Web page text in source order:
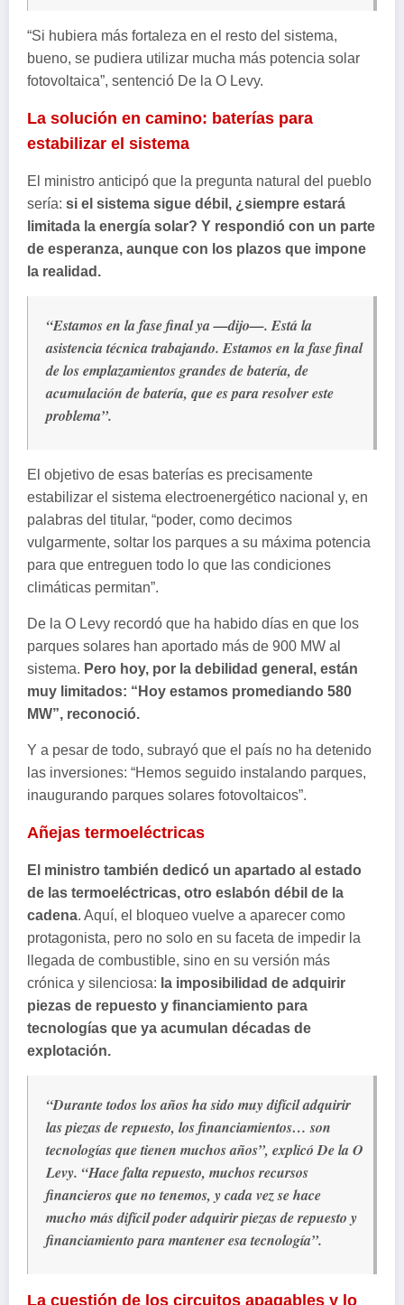
“Si hubiera más fortaleza en el resto del sistema,
bueno, se pudiera utilizar mucha más potencia solar
fotovoltaica”, sentenció De la O Levy.
La solución en camino: baterías para
estabilizar el sistema
El ministro anticipó que la pregunta natural del pueblo
sería: si el sistema sigue débil, ¿siempre estará
limitada la energía solar? Y respondió con un parte
de esperanza, aunque con los plazos que impone
la realidad.
“Estamos en la fase final ya —dijo—. Está la
asistencia técnica trabajando. Estamos en la fase final
de los emplazamientos grandes de batería, de
acumulación de batería, que es para resolver este
problema”.
El objetivo de esas baterías es precisamente
estabilizar el sistema electroenergético nacional y, en
palabras del titular, “poder, como decimos
vulgarmente, soltar los parques a su máxima potencia
para que entreguen todo lo que las condiciones
climáticas permitan”.
De la O Levy recordó que ha habido días en que los
parques solares han aportado más de 900 MW al
sistema. Pero hoy, por la debilidad general, están
muy limitados: “Hoy estamos promediando 580
MW”, reconoció.
Y a pesar de todo, subrayó que el país no ha detenido
las inversiones: “Hemos seguido instalando parques,
inaugurando parques solares fotovoltaicos”.
Añejas termoeléctricas
El ministro también dedicó un apartado al estado
de las termoeléctricas, otro eslabón débil de la
cadena. Aquí, el bloqueo vuelve a aparecer como
protagonista, pero no solo en su faceta de impedir la
llegada de combustible, sino en su versión más
crónica y silenciosa: la imposibilidad de adquirir
piezas de repuesto y financiamiento para
tecnologías que ya acumulan décadas de
explotación.
“Durante todos los años ha sido muy difícil adquirir
las piezas de repuesto, los financiamientos… son
tecnologías que tienen muchos años”, explicó De la O
Levy. “Hace falta repuesto, muchos recursos
financieros que no tenemos, y cada vez se hace
mucho más difícil poder adquirir piezas de repuesto y
financiamiento para mantener esa tecnología”.
La cuestión de los circuitos apagables y lo